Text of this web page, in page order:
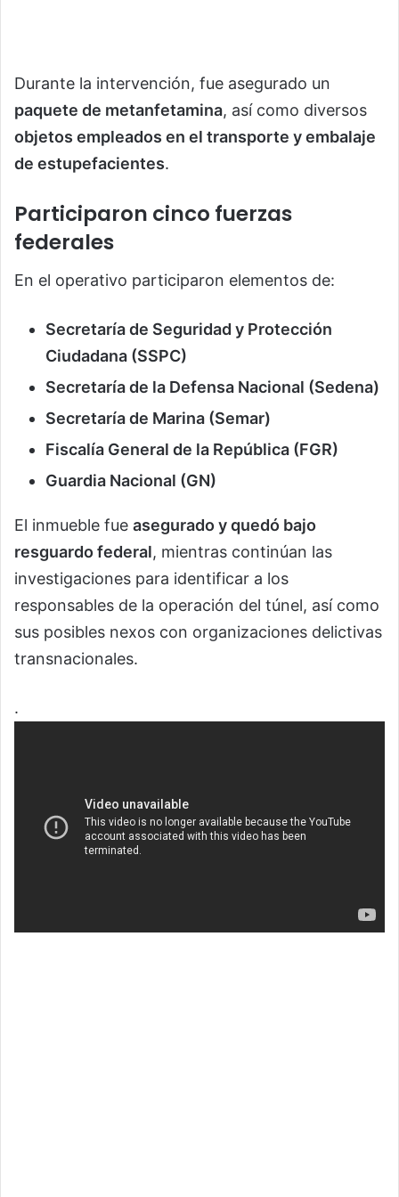
Durante la intervención, fue asegurado un
paquete de metanfetamina, así como diversos
objetos empleados en el transporte y embalaje
de estupefacientes.
Participaron cinco fuerzas
federales
En el operativo participaron elementos de:
Secretaría de Seguridad y Protección
Ciudadana (SSPC)
Secretaría de la Defensa Nacional (Sedena)
Secretaría de Marina (Semar)
Fiscalía General de la República (FGR)
Guardia Nacional (GN)
El inmueble fue asegurado y quedó bajo
resguardo federal, mientras continúan las
investigaciones para identificar a los
responsables de la operación del túnel, así como
sus posibles nexos con organizaciones delictivas
transnacionales.
.